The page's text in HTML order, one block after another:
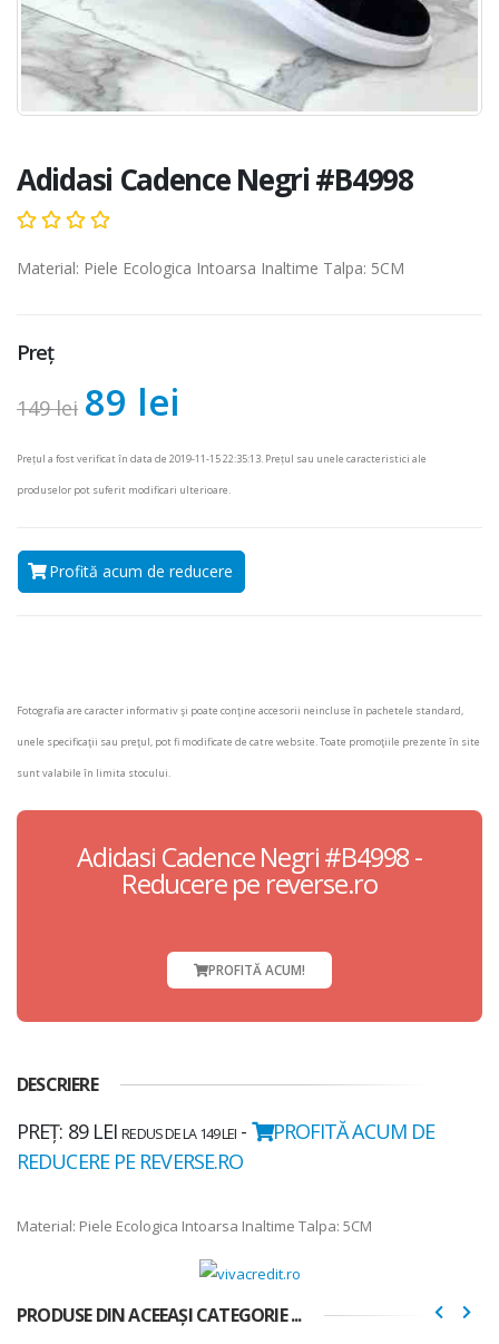
Adidasi Cadence Negri #B4998
Material: Piele Ecologica Intoarsa Inaltime Talpa: 5CM
Preț
149 lei 89 lei
Prețul a fost verificat în data de 2019-11-15 22:35:13. Prețul sau unele caracteristici ale
produselor pot suferit modificari ulterioare.
Profită acum de reducere
Fotografia are caracter informativ şi poate conţine accesorii neincluse în pachetele standard,
unele specificaţii sau preţul, pot fi modificate de catre website. Toate promoţiile prezente în site
sunt valabile în limita stocului.
Adidasi Cadence Negri #B4998 -
Reducere pe reverse.ro
PROFITĂ ACUM!
DESCRIERE
PREȚ: 89 LEIREDUS DE LA 149 LEI -
PROFITĂ ACUM DE
REDUCERE PE REVERSE.RO
Material: Piele Ecologica Intoarsa Inaltime Talpa: 5CM
PRODUSE DIN ACEEAȘI CATEGORIE ...